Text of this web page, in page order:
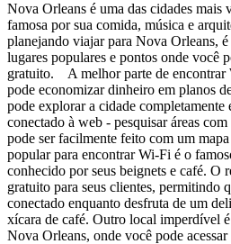
Nova Orleans é uma das cidades mais
famosa por sua comida, música e
planejando viajar para Nova Orleans, é
lugares populares e pontos onde você
gratuito. A melhor parte de encontrar
pode economizar dinheiro em planos
pode explorar a cidade completamente
conectado à web - pesquisar áreas
pode ser facilmente feito com um
popular para encontrar Wi-Fi é o
conhecido por seus beignets e café. O
gratuito para seus clientes, permitindo
conectado enquanto desfruta de um
xícara de café. Outro local imperdível
Nova Orleans, onde você pode